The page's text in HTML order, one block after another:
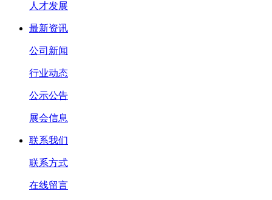
人才发展
最新资讯
公司新闻
行业动态
公示公告
展会信息
联系我们
联系方式
在线留言